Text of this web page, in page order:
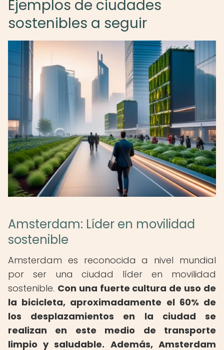
Ejemplos de ciudades
sostenibles a seguir
Amsterdam: Líder en movilidad
sostenible
Amsterdam es reconocida a nivel mundial
por ser una ciudad líder en movilidad
sostenible. Con una fuerte cultura de uso de
la bicicleta, aproximadamente el 60% de
los desplazamientos en la ciudad se
realizan en este medio de transporte
limpio y saludable. Además, Amsterdam